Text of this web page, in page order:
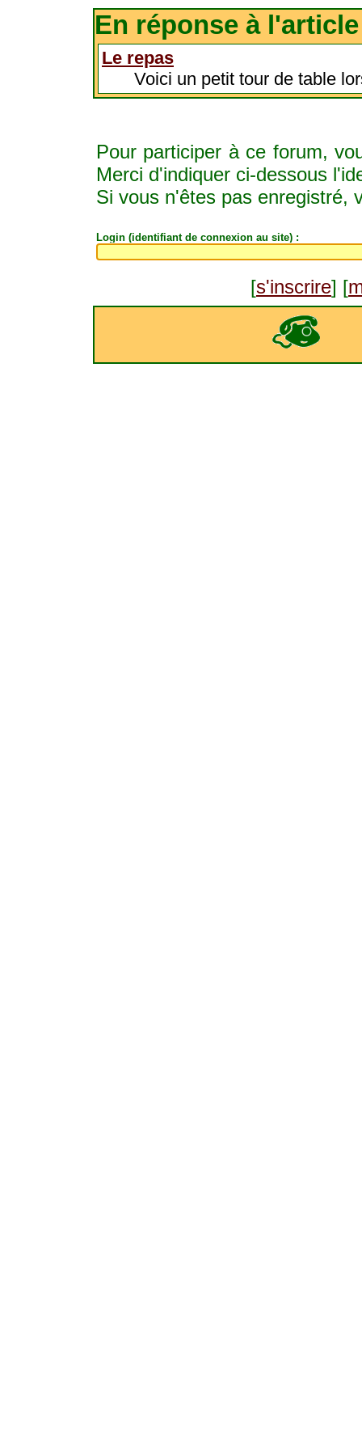
En réponse à
Le repas
Voici un petit tour de table
Pour participer à ce forum,
Merci d'indiquer ci-dessous
Si vous n'êtes pas enregistré,
Login (identifiant de connexion au site) :
[s'inscrire] [